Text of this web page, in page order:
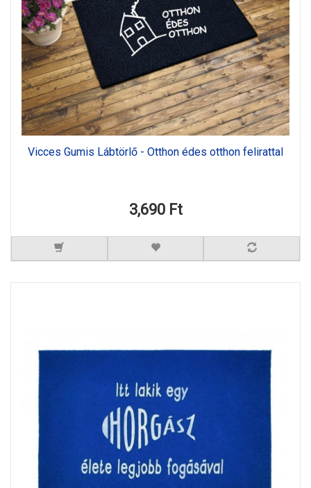
Vicces Gumis Lábtörlő - Otthon édes otthon felirattal
3,690 Ft